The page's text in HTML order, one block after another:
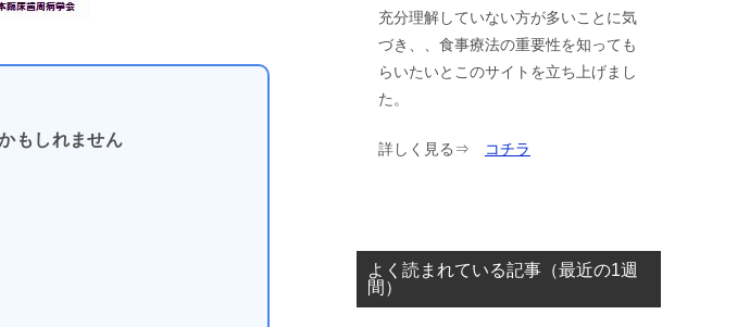
もしれません
充分理解していない方が多いことに気
づき、、食事療法の重要性を知っても
らいたいとこのサイトを立ち上げまし
た。
詳しく見る⇒ コチラ
よく読まれている記事（最近の1週
間）